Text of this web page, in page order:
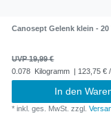
Canosept Gelenk klein - 20
UVP 19,99 €
0.078 Kilogramm | 123,75 €
In den
*inkl. ges. MwSt. zzgl.